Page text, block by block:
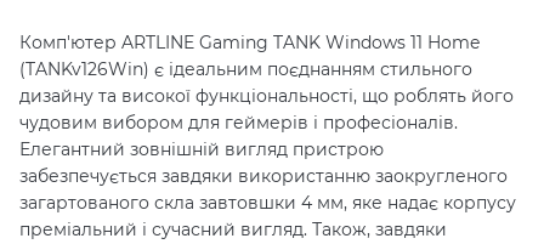
Комп'ютер ARTLINE Gaming TANK Windows 11 Home
(TANKv126Win) є ідеальним поєднанням стильного
дизайну та високої функціональності, що роблять його
чудовим вибором для геймерів і професіоналів.
Елегантний зовнішній вигляд пристрою
забезпечується завдяки використанню заокругленого
загартованого скла завтовшки 4 мм, яке надає корпусу
преміальний і сучасний вигляд. Також, завдяки